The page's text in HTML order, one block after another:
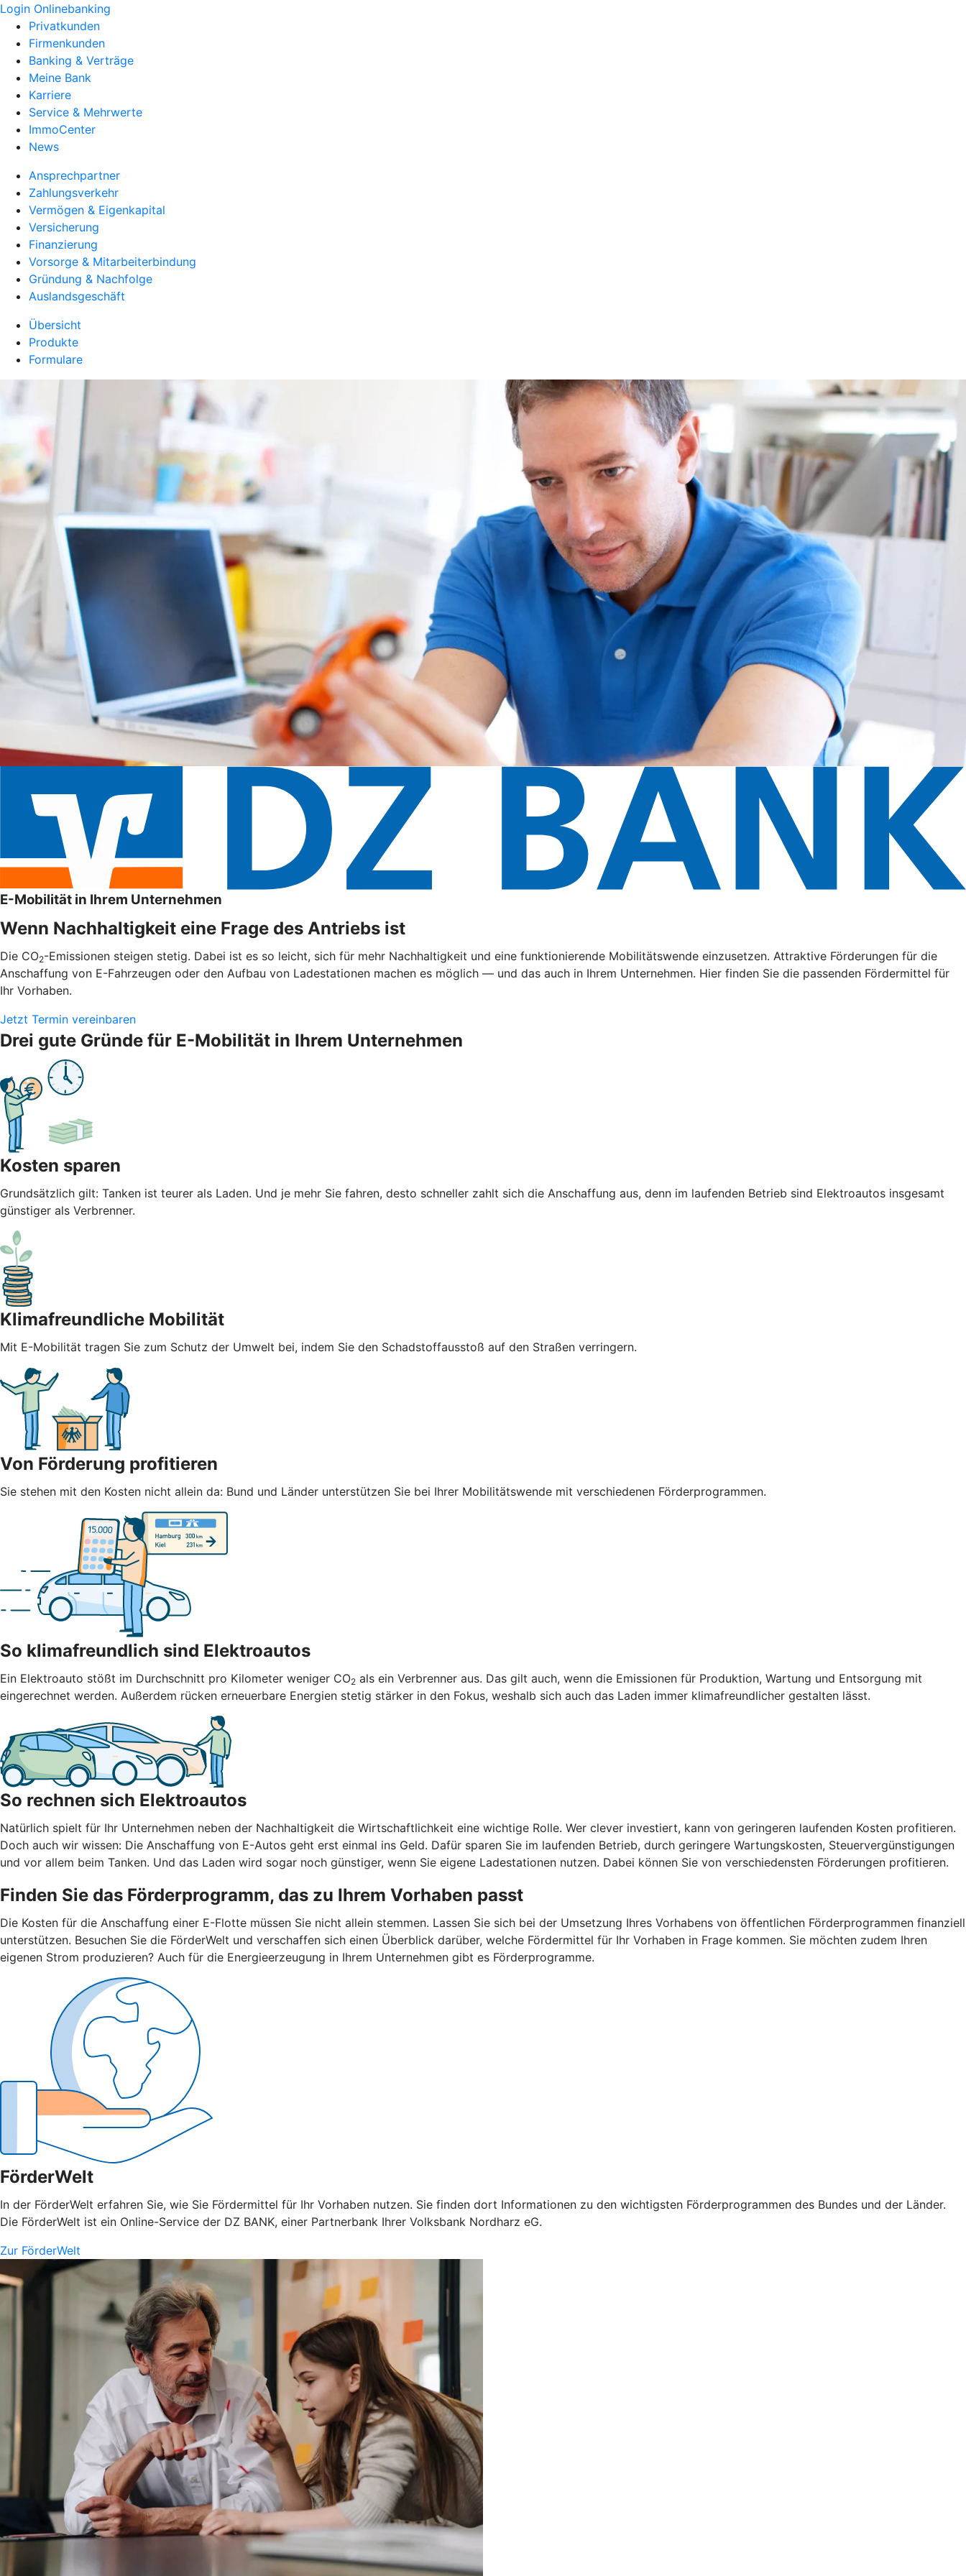
Login Onlinebanking
Privatkunden
Firmenkunden
Banking & Verträge
Meine Bank
Karriere
Service & Mehrwerte
ImmoCenter
News
Ansprechpartner
Zahlungsverkehr
Vermögen & Eigenkapital
Versicherung
Finanzierung
Vorsorge & Mitarbeiterbindung
Gründung & Nachfolge
Auslandsgeschäft
Übersicht
Produkte
Formulare
E-Mobilität in Ihrem Unternehmen
Wenn Nachhaltigkeit eine Frage des Antriebs ist
Die CO2-Emissionen steigen stetig. Dabei ist es so leicht, sich für mehr Nachhaltigkeit und eine funktionierende Mobilitätswende einzusetzen. Attraktive Förderungen für die
Anschaffung von E-Fahrzeugen oder den Aufbau von Ladestationen machen es möglich — und das auch in Ihrem Unternehmen. Hier finden Sie die passenden Fördermittel für
Ihr Vorhaben.
Jetzt Termin vereinbaren
Drei gute Gründe für E-Mobilität in Ihrem Unternehmen
Kosten sparen
Grundsätzlich gilt: Tanken ist teurer als Laden. Und je mehr Sie fahren, desto schneller zahlt sich die Anschaffung aus, denn im laufenden Betrieb sind Elektroautos insgesamt
günstiger als Verbrenner.
Klimafreundliche Mobilität
Mit E-Mobilität tragen Sie zum Schutz der Umwelt bei, indem Sie den Schadstoffausstoß auf den Straßen verringern.
Von Förderung profitieren
Sie stehen mit den Kosten nicht allein da: Bund und Länder unterstützen Sie bei Ihrer Mobilitätswende mit verschiedenen Förderprogrammen.
So klimafreundlich sind Elektroautos
Ein Elektroauto stößt im Durchschnitt pro Kilometer weniger CO2 als ein Verbrenner aus. Das gilt auch, wenn die Emissionen für Produktion, Wartung und Entsorgung mit
eingerechnet werden. Außerdem rücken erneuerbare Energien stetig stärker in den Fokus, weshalb sich auch das Laden immer klimafreundlicher gestalten lässt.
So rechnen sich Elektroautos
Natürlich spielt für Ihr Unternehmen neben der Nachhaltigkeit die Wirtschaftlichkeit eine wichtige Rolle. Wer clever investiert, kann von geringeren laufenden Kosten profitieren.
Doch auch wir wissen: Die Anschaffung von E-Autos geht erst einmal ins Geld. Dafür sparen Sie im laufenden Betrieb, durch geringere Wartungskosten, Steuervergünstigungen
und vor allem beim Tanken. Und das Laden wird sogar noch günstiger, wenn Sie eigene Ladestationen nutzen. Dabei können Sie von verschiedensten Förderungen profitieren.
Finden Sie das Förderprogramm, das zu Ihrem Vorhaben passt
Die Kosten für die Anschaffung einer E-Flotte müssen Sie nicht allein stemmen. Lassen Sie sich bei der Umsetzung Ihres Vorhabens von öffentlichen Förderprogrammen finanziell
unterstützen. Besuchen Sie die FörderWelt und verschaffen sich einen Überblick darüber, welche Fördermittel für Ihr Vorhaben in Frage kommen. Sie möchten zudem Ihren
eigenen Strom produzieren? Auch für die Energieerzeugung in Ihrem Unternehmen gibt es Förderprogramme.
FörderWelt
In der FörderWelt erfahren Sie, wie Sie Fördermittel für Ihr Vorhaben nutzen. Sie finden dort Informationen zu den wichtigsten Förderprogrammen des Bundes und der Länder.
Die FörderWelt ist ein Online-Service der DZ BANK, einer Partnerbank Ihrer Volksbank Nordharz eG.
Zur FörderWelt